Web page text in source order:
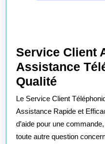
Service Client
Assistance
Qualité
Client
Amazon
:
Le Service Client
Assistance Rapide et
d’aide pour une
toute autre question